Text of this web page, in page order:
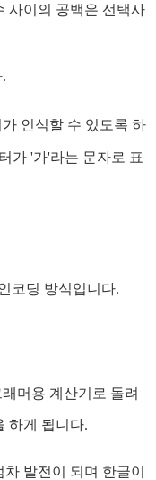
사이의 공백은 선택사
인식할 수 있도록 하
가 '가'라는 문자로 표
코딩 방식입니다.
머용 계산기로 돌려
하게 됩니다.
발전이 되며 한글이